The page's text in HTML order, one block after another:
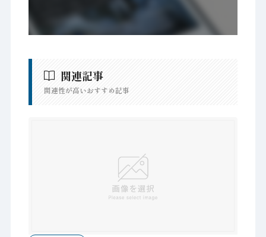
関連記事
関連性が高いおすすめ記事